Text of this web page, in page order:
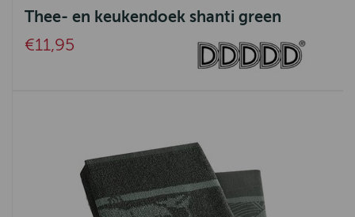
Thee- en keukendoek shanti green
€11,95